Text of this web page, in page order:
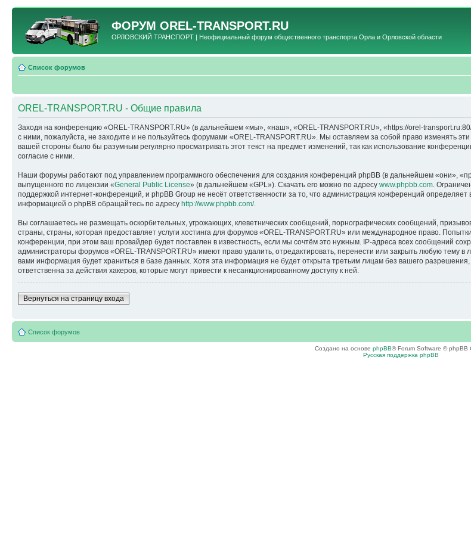
ФОРУМ OREL-TRANSPORT.RU
ОРЛОВСКИЙ ТРАНСПОРТ | Неофициальный форум общественного транспорта Орла и Орловской области
Список форумов
OREL-TRANSPORT.RU - Общие правила
Заходя на конференцию «OREL-TRANSPORT.RU» (в дальнейшем «мы», «наш», «OREL-TRANSPORT.RU», «https://orel-
с ними, пожалуйста, не заходите и не пользуйтесь форумами «OREL-TRANSPORT.RU». Мы оставляем за собой право изменять
вашей стороны было бы разумным регулярно просматривать этот текст на предмет изменений, так как использование
согласие с ними.
Наши форумы работают под управлением программного обеспечения для создания конференций phpBB (в дальнейшем «они»,
выпущенного по лицензии «General Public License» (в дальнейшем «GPL»). Скачать его можно по адресу www.phpbb.com .
поддержкой интернет-конференций, и phpBB Group не несёт ответственности за то, что администрация конференций
информацией о phpBB обращайтесь по адресу http://www.phpbb.com/.
Вы соглашаетесь не размещать оскорбительных, угрожающих, клеветнических сообщений, порнографических сообщений,
страны, страны, которая предоставляет услуги хостинга для форумов «OREL-TRANSPORT.RU» или международное право.
конференции, при этом ваш провайдер будет поставлен в известность, если мы сочтём это нужным. IP-адреса всех сообщений
администраторы форумов «OREL-TRANSPORT.RU» имеют право удалить, отредактировать, перенести или закрыть любую тему
вами информация будет храниться в базе данных. Хотя эта информация не будет открыта третьим лицам без вашего
ответственна за действия хакеров, которые могут привести к несанкционированному доступу к ней.
Вернуться на страницу входа
Список форумов
Создано на основе phpBB® Forum Software © phpBB
Русская поддержка phpBB